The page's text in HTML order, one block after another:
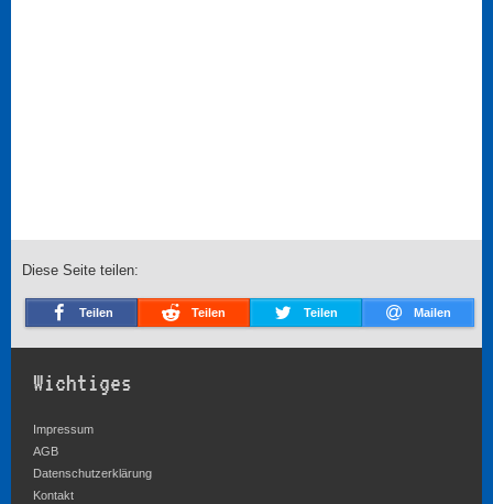
Diese Seite teilen:
Teilen Teilen Teilen Mailen
Wichtiges
Impressum
AGB
Datenschutzerklärung
Kontakt